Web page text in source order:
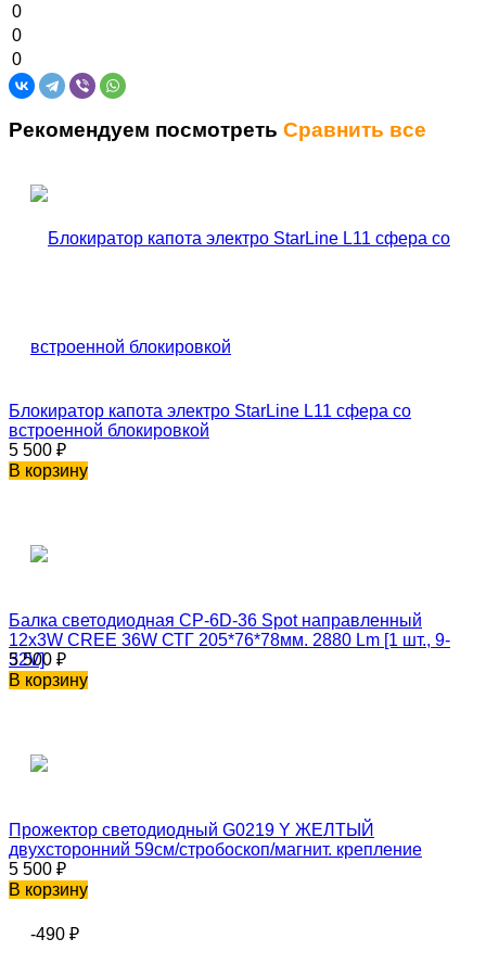
0
0
0
Рекомендуем посмотреть Сравнить все
Блокиратор капота электро StarLine L11 сфера со
встроенной блокировкой
5 500 ₽
В корзину
Балка светодиодная CP-6D-36 Spot направленный
12x3W CREE 36W СТГ 205*76*78мм. 2880 Lm [1 шт., 9-
32V]
5 500 ₽
В корзину
Прожектор светодиодный G0219 Y ЖЕЛТЫЙ
двухсторонний 59см/стробоскоп/магнит. крепление
5 500 ₽
В корзину
-490 ₽